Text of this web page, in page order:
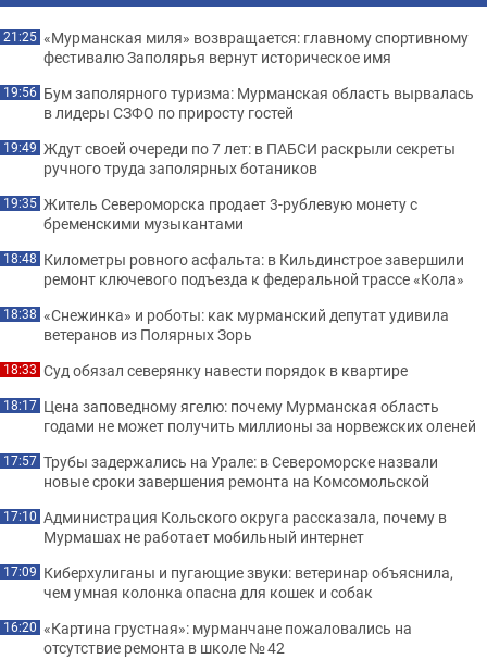
21:25 «Мурманская миля» возвращается: главному спортивному
фестивалю Заполярья вернут историческое имя
19:56 Бум заполярного туризма: Мурманская область вырвалась
в лидеры СЗФО по приросту гостей
19:49 Ждут своей очереди по 7 лет: в ПАБСИ раскрыли секреты
ручного труда заполярных ботаников
19:35 Житель Североморска продает 3-рублевую монету с
бременскими музыкантами
18:48 Километры ровного асфальта: в Кильдинстрое завершили
ремонт ключевого подъезда к федеральной трассе «Кола»
18:38 «Снежинка» и роботы: как мурманский депутат удивила
ветеранов из Полярных Зорь
18:33 Суд обязал северянку навести порядок в квартире
18:17 Цена заповедному ягелю: почему Мурманская область
годами не может получить миллионы за норвежских оленей
17:57 Трубы задержались на Урале: в Североморске назвали
новые сроки завершения ремонта на Комсомольской
17:10 Администрация Кольского округа рассказала, почему в
Мурмашах не работает мобильный интернет
17:09 Киберхулиганы и пугающие звуки: ветеринар объяснила,
чем умная колонка опасна для кошек и собак
16:20 «Картина грустная»: мурманчане пожаловались на
отсутствие ремонта в школе № 42